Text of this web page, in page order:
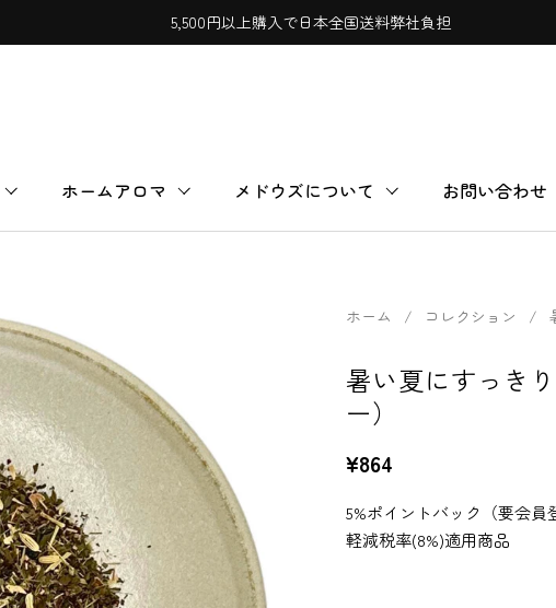
5,500円以上購入で日本全国送料弊社負担
ホームアロマ メドウズについて お問い合わせ
ホーム / コレクション /
暑い夏にすっき
ー）
¥864
5%ポイントバック（要会員
軽減税率(8%)適用商品